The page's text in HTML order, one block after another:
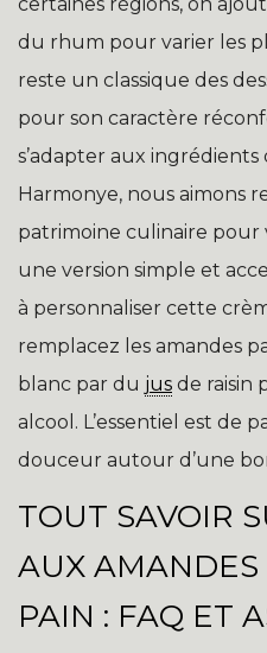
du rhum pour varier les
reste un classique des
pour son caractère
s’adapter aux ingrédients
Harmonye, nous aimons
patrimoine culinaire pour
une version simple et
à personnaliser cette
remplacez les amandes
blanc par du jus de raisin
alcool. L’essentiel est de
douceur autour d’une
TOUT SAVOIR
AUX
PAIN : FAQ ET